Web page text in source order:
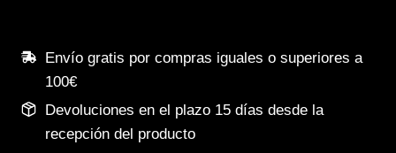
Envío gratis por compras iguales o superiores a
100€
Devoluciones en el plazo 15 días desde la
recepción del producto